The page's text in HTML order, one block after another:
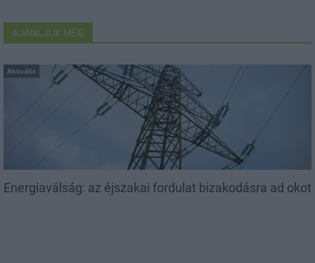
AJÁNLJUK MÉG
Aktuális
Energiaválság: az éjszakai fordulat bizakodásra ad okot